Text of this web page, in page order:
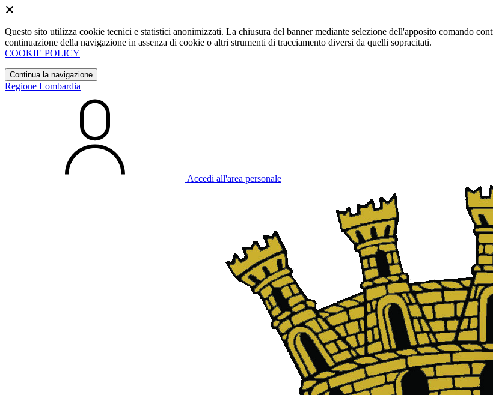
Questo sito utilizza cookie tecnici e statistici anonimizzati. La chiusura del banner mediante selezione dell'apposito comando
continuazione della navigazione in assenza di cookie o altri strumenti di tracciamento diversi da quelli sopracitati.
COOKIE POLICY
Continua la navigazione
Regione Lombardia
Accedi all'area personale